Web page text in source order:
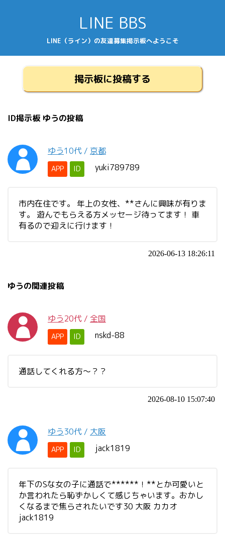
LINE BBS
LINE（ライン）の友達募集掲示板へようこそ
掲示板に投稿する
ID掲示板 ゆうの投稿
ゆう10代 / 京都
APP ID yuki789789
市内在住です。 年上の女性、**さんに興味が有りま
す。 遊んでもらえる方メッセージ待ってます！ 車
有るので迎えに行けます！
2026-06-13 18:26:11
ゆうの関連投稿
ゆう20代 / 全国
APP ID nskd-88
通話してくれる方～？？
2026-08-10 15:07:40
ゆう30代 / 大阪
APP ID jack1819
年下のSな女の子に通話で******！**とか可愛いと
か言われたら恥ずかしくて感じちゃいます。おかし
くなるまで焦らされたいです30 大阪 カカオ
jack1819